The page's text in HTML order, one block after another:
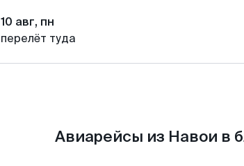
10 авг, пн
перелёт туда
Авиарейсы из Навои в